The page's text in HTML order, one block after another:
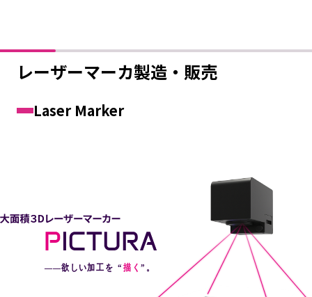
レーザーマーカ製造・販売
Laser Marker